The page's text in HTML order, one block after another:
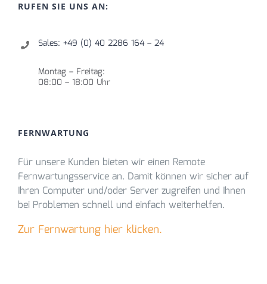
RUFEN SIE UNS AN:
Sales: +49 (0) 40 2286 164 – 24
Montag – Freitag:
08:00 – 18:00 Uhr
FERNWARTUNG
Für unsere Kunden bieten wir einen Remote
Fernwartungsservice an. Damit können wir sicher auf
Ihren Computer und/oder Server zugreifen und Ihnen
bei Problemen schnell und einfach weiterhelfen.
Zur Fernwartung hier klicken.